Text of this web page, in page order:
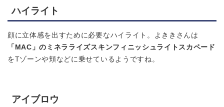
ハイライト
顔に立体感を出すために必要なハイライト。よききさんは
「MAC」のミネラライズスキンフィニッシュライトスカペード
をTゾーンや頬などに乗せているようですね。
アイブロウ